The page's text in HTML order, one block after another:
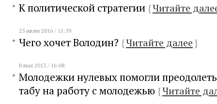
К политической стратегии {Читайте
25 июля 2016 / 11:59
Чего хочет Володин? {Читайте далее}
8 мая 2013 / 16:08
Молодежки нулевых помогли
табу на работу с молодежью {Читайте